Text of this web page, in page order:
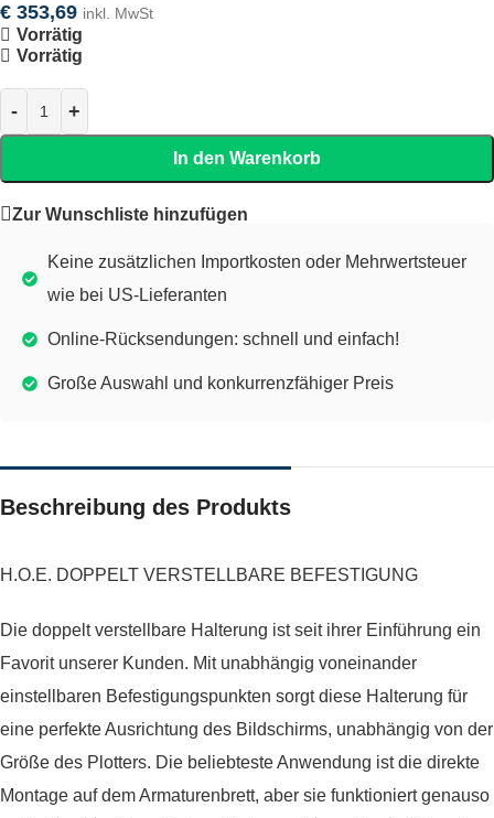
€ 353,69 inkl. MwSt
Vorrätig
Vorrätig
In den Warenkorb
Zur Wunschliste hinzufügen
Keine zusätzlichen Importkosten oder Mehrwertsteuer
wie bei US-Lieferanten
Online-Rücksendungen: schnell und einfach!
Große Auswahl und konkurrenzfähiger Preis
Beschreibung des Produkts
H.O.E. DOPPELT VERSTELLBARE BEFESTIGUNG
Die doppelt verstellbare Halterung ist seit ihrer Einführung ein
Favorit unserer Kunden. Mit unabhängig voneinander
einstellbaren Befestigungspunkten sorgt diese Halterung für
eine perfekte Ausrichtung des Bildschirms, unabhängig von der
Größe des Plotters. Die beliebteste Anwendung ist die direkte
Montage auf dem Armaturenbrett, aber sie funktioniert genauso